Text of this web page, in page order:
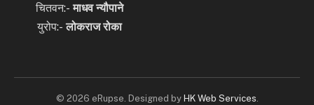
चितवन:-माधव न्यौपाने
युरोप:-लोकराज रोका
© 2026 eRupse. Designed by HK Web Services.